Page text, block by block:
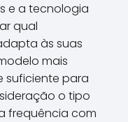
e a tecnologia
qual
às suas
mais
suficiente para
o tipo
frequência com